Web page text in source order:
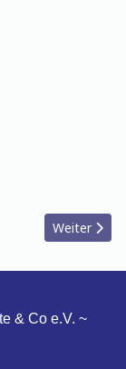
Nächster
Weiter
& Co e.V. ~